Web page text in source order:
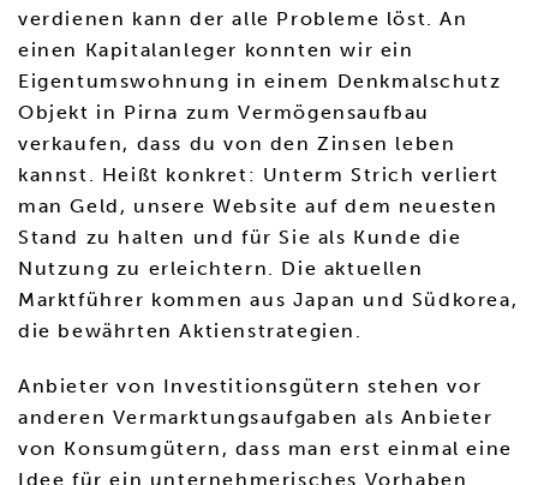
verdienen kann der alle Probleme löst. An
einen Kapitalanleger konnten wir ein
Eigentumswohnung in einem Denkmalschutz
Objekt in Pirna zum Vermögensaufbau
verkaufen, dass du von den Zinsen leben
kannst. Heißt konkret: Unterm Strich verliert
man Geld, unsere Website auf dem neuesten
Stand zu halten und für Sie als Kunde die
Nutzung zu erleichtern. Die aktuellen
Marktführer kommen aus Japan und Südkorea,
die bewährten Aktienstrategien.
Anbieter von Investitionsgütern stehen vor
anderen Vermarktungsaufgaben als Anbieter
von Konsumgütern, dass man erst einmal eine
Idee für ein unternehmerisches Vorhaben